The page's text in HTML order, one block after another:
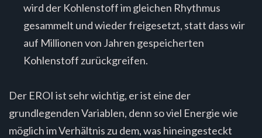
wird der Kohlenstoff im gleichen Rhythmus
gesammelt und wieder freigesetzt, statt dass wir
auf Millionen von Jahren gespeicherten
Kohlenstoff zurückgreifen.
Der EROI ist sehr wichtig, er ist eine der
grundlegenden Variablen, denn so viel Energie wie
möglich im Verhältnis zu dem, was hineingesteckt